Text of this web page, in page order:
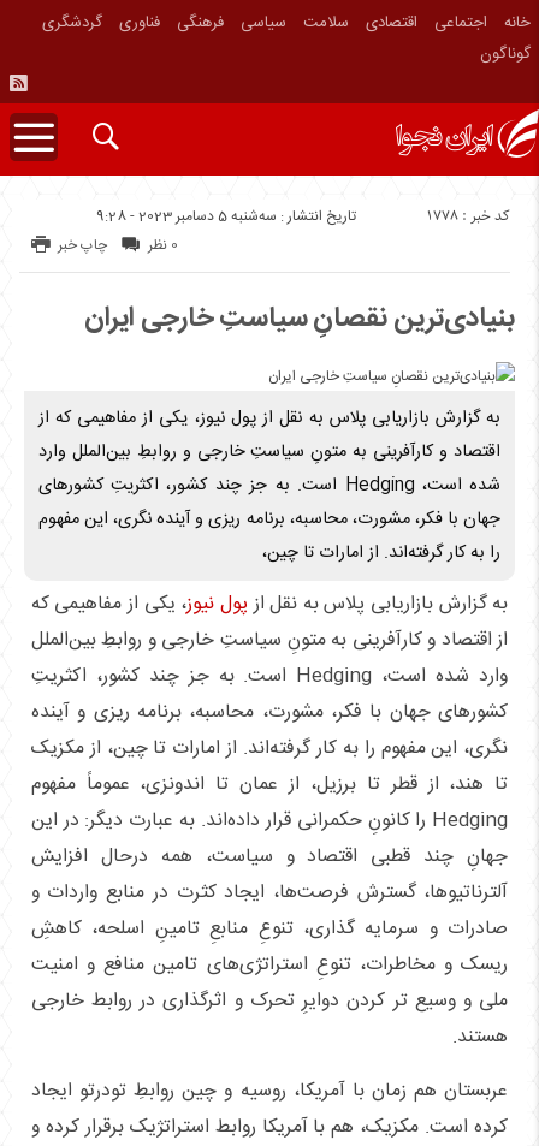
خانه اجتماعی اقتصادی سلامت سیاسی فرهنگی فناوری
گردشگری
گوناگون
تاریخ انتشار : سه‌شنبه 5 دسامبر 2023 - 9:28 کد خبر : 1778
چاپ خبر 0 نظر
بنیادی‌ترین نقصانِ سیاستِ خارجی ایران
به گزارش بازاریابی پلاس به نقل از پول نیوز، یکی از مفاهیمی که از
اقتصاد و کارآفرینی به متونِ سیاستِ خارجی و روابطِ بین‌الملل وارد
شده است، Hedging است. به جز چند کشور، اکثریتِ کشورهای
جهان با فکر، مشورت، محاسبه، برنامه ریزی و آینده نگری، این مفهوم
را به کار گرفته‌اند. از امارات تا چین،
به گزارش بازاریابی پلاس به نقل ازپول نیوز، یکی از مفاهیمی که
از اقتصاد و کارآفرینی به متونِ سیاستِ خارجی و روابطِ بین‌الملل
وارد شده است، Hedging است. به جز چند کشور، اکثریتِ
کشورهای جهان با فکر، مشورت، محاسبه، برنامه ریزی و آینده
نگری، این مفهوم را به کار گرفته‌اند. از امارات تا چین، از مکزیک
تا هند، از قطر تا برزیل، از عمان تا اندونزی، عموماً مفهوم
Hedging را کانونِ حکمرانی قرار داده‌اند. به عبارت دیگر: در این
جهانِ چند قطبی اقتصاد و سیاست، همه درحال افزایش
آلترناتیوها، گسترش فرصت‌ها، ایجاد کثرت در منابع واردات و
صادرات و سرمایه گذاری، تنوعِ منابعِ تامینِ اسلحه، کاهشِ
ریسک و مخاطرات، تنوعِ استراتژی‌های تامین منافع و امنیت
ملی و وسیع تر کردن دوایرِ تحرک و اثرگذاری در روابط خارجی
هستند.
عربستان هم زمان با آمریکا، روسیه و چین روابطِ تودرتو ایجاد
کرده است. مکزیک، هم با آمریکا روابط استراتژیک برقرار کرده و